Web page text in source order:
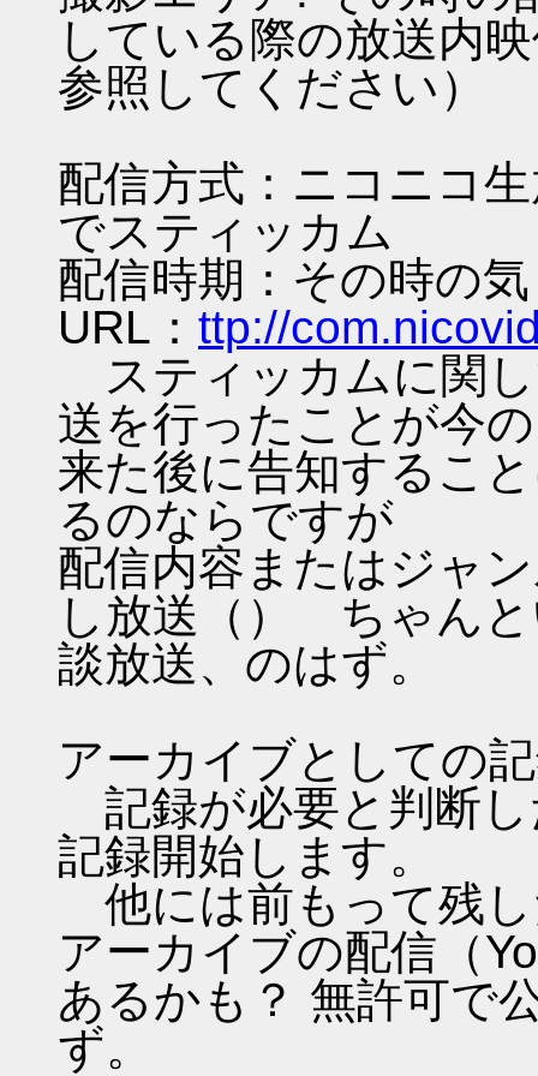
している際の放送内
参照してください）
配信方式：ニコニコ
でスティッカム
配信時期：その時の
URL： ttp://
スティッカムに関
送を行ったことが今
来た後に告知するこ
るのならですが
配信内容またはジャ
し放送（） ちゃん
談放送、のはず。
アーカイブとしての
記録が必要と判断し
記録開始します。
他には前もって残
アーカイブの配信（
あるかも？ 無許可で
ず。